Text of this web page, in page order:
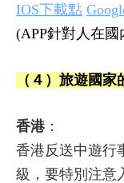
IOS下載點
(APP針對人在
（４）旅遊國
香港：
香港反送中遊行
級，要特別注意